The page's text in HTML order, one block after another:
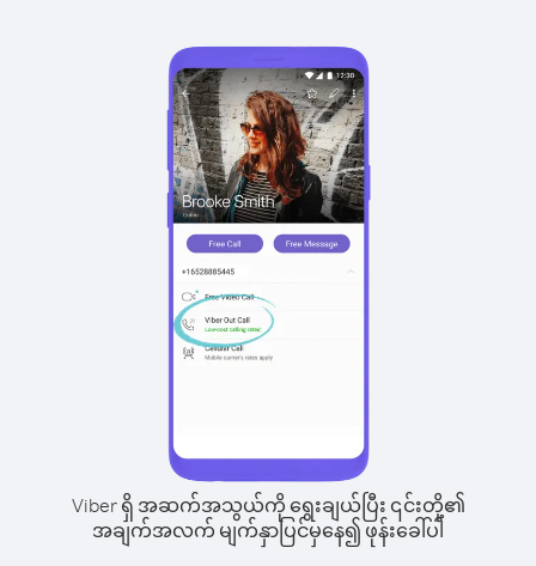
Viber ရှိ အဆက်အသွယ်ကို ရွေးချယ်ပြီး ၎င်းတို့၏
အချက်အလက် မျက်နှာပြင်မှနေ၍ ဖုန်းခေါ်ပါ